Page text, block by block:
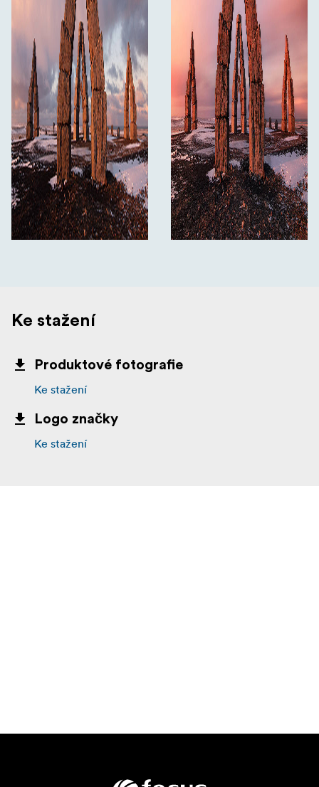
Ke stažení
Produktové fotografie
Ke stažení
Logo značky
Ke stažení